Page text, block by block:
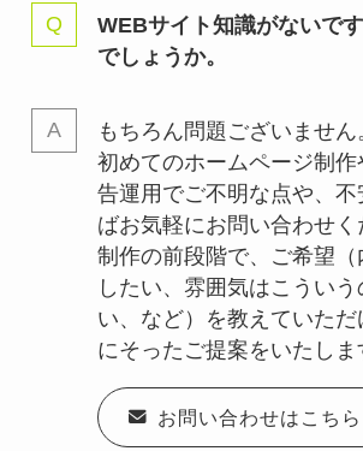
WEBサイト知識がないで
でしょうか。
もちろん問題ございません
初めてのホームページ制作
告運用でご不明な点や、不
ばお気軽にお問い合わせく
制作の前段階で、ご希望（
したい、雰囲気はこういう
い、など）を教えていた
にそったご提案をいたしま
お問い合わせはこちら